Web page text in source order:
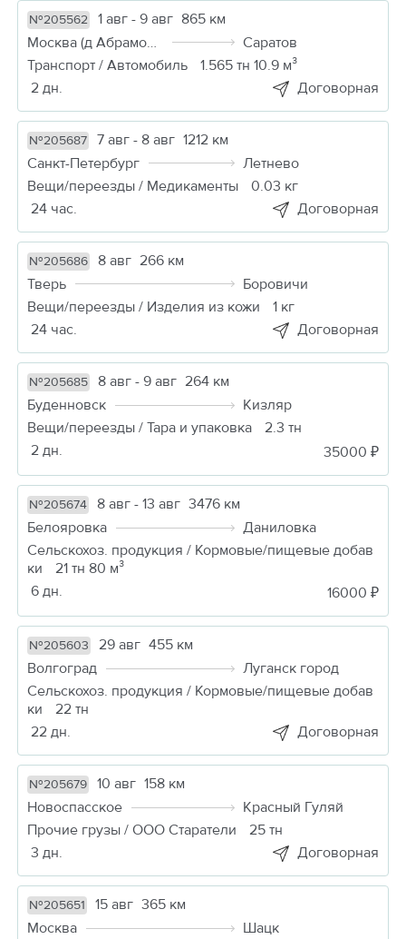
№205562 1 авг - 9 авг 865 км
Москва (д Абрамовка)
Саратов
Транспорт / Автомобиль
1.565 тн 10.9 м³
2 дн.
Договорная
№205687 7 авг - 8 авг 1212 км
Санкт-Петербург
Летнево
Вещи/переезды / Медикаменты
0.03 кг
24 час.
Договорная
№205686 8 авг 266 км
Тверь
Боровичи
Вещи/переезды / Изделия из кожи
1 кг
24 час.
Договорная
№205685 8 авг - 9 авг 264 км
Буденновск
Кизляр
Вещи/переезды / Тара и упаковка
2.3 тн
2 дн.
35000 ₽
№205674 8 авг - 13 авг 3476 км
Белояровка
Даниловка
Сельскохоз. продукция / Кормовые/пищевые добав
ки
21 тн 80 м³
6 дн.
16000 ₽
№205603 29 авг 455 км
Волгоград
Луганск город
Сельскохоз. продукция / Кормовые/пищевые добав
ки
22 тн
22 дн.
Договорная
№205679 10 авг 158 км
Новоспасское
Красный Гуляй
Прочие грузы / ООО Старатели
25 тн
3 дн.
Договорная
№205651 15 авг 365 км
Москва
Шацк